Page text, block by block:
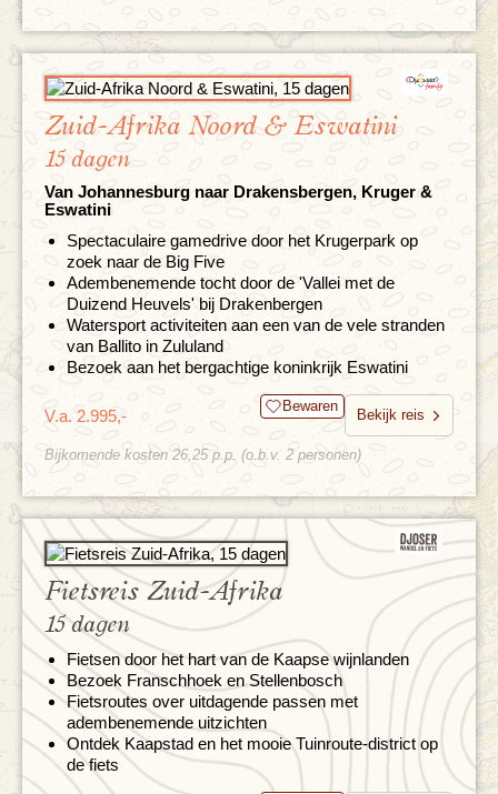
Zuid-Afrika Noord & Eswatini
15 dagen
Van Johannesburg naar Drakensbergen, Kruger &
Eswatini
Spectaculaire gamedrive door het Krugerpark op
zoek naar de Big Five
Adembenemende tocht door de 'Vallei met de
Duizend Heuvels' bij Drakenbergen
Watersport activiteiten aan een van de vele stranden
van Ballito in Zululand
Bezoek aan het bergachtige koninkrijk Eswatini
V.a. 2.995,- Bewaren
Bekijk reis
Bijkomende kosten 26,25 p.p. (o.b.v. 2 personen)
Fietsreis Zuid-Afrika
15 dagen
Fietsen door het hart van de Kaapse wijnlanden
Bezoek Franschhoek en Stellenbosch
Fietsroutes over uitdagende passen met
adembenemende uitzichten
Ontdek Kaapstad en het mooie Tuinroute-district op
de fiets